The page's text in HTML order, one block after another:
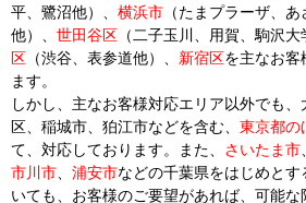
平、鷺沼他）、 横浜市 （たまプラーザ、
他）、 世田谷区 （二子玉川、用賀、駒沢大
区 （渋谷、表参道他）、 新宿区を主なお客
ます。
しかし、主なお客様対応エリア以外でも、
区、稲城市、狛江市などを含む、 東京都の
て、対応しております。また、 さいたま市
市川市
浦安市などの千葉県をはじめと
いても、お客様のご要望があれば、可能な